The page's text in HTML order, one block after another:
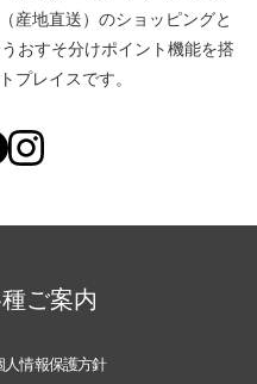
産地直送） のショッピングと
おすそ分けポイント機能を搭
プレイスです。
ご案内
人情報保護方針